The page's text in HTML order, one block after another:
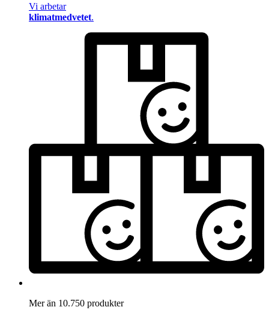
Vi arbetar
klimatmedvetet.
Mer än 10.750 produkter